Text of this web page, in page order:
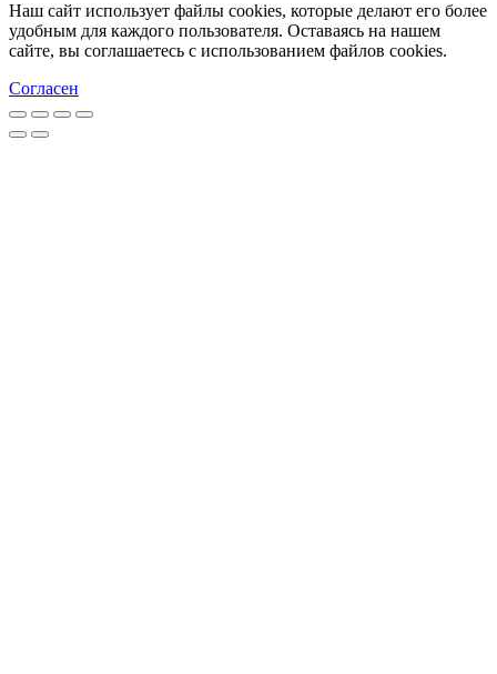
Наш сайт использует файлы cookies, которые делают его более
удобным для каждого пользователя. Оставаясь на нашем
сайте, вы соглашаетесь с использованием файлов cookies.
Согласен